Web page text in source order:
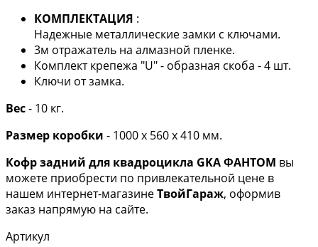
КОМПЛЕКТАЦИЯ :
Надежные металлические замки с ключами.
3м отражатель на алмазной пленке.
Комплект крепежа "U" - образная скоба - 4 шт.
Ключи от замка.
Вес- 10 кг.
Размер коробки - 1000 х 560 х 410 мм.
Кофр задний для квадроцикла GKA ФАНТОМ вы
можете приобрести по привлекательной цене в
нашем интернет-магазинеТвойГараж, оформив
заказ напрямую на сайте.
Артикул